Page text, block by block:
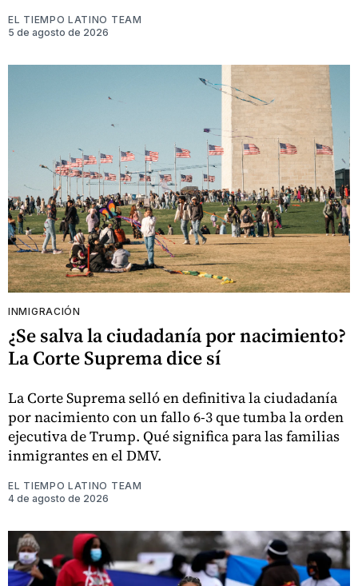
EL TIEMPO LATINO TEAM
5 de agosto de 2026
INMIGRACIÓN
¿Se salva la ciudadanía por nacimiento?
La Corte Suprema dice sí
La Corte Suprema selló en definitiva la ciudadanía
por nacimiento con un fallo 6-3 que tumba la orden
ejecutiva de Trump. Qué significa para las familias
inmigrantes en el DMV.
EL TIEMPO LATINO TEAM
4 de agosto de 2026